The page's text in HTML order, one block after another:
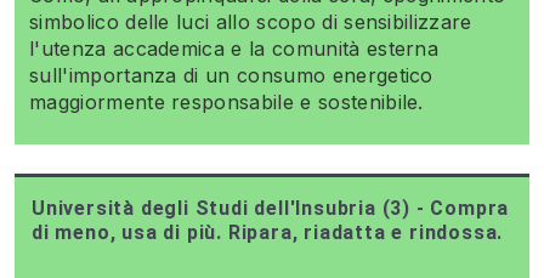
simbolico delle luci allo scopo di sensibilizzare
l'utenza accademica e la comunità esterna
sull'importanza di un consumo energetico
maggiormente responsabile e sostenibile.
Università degli Studi dell'Insubria (3) - Compra
di meno, usa di più. Ripara, riadatta e rindossa.